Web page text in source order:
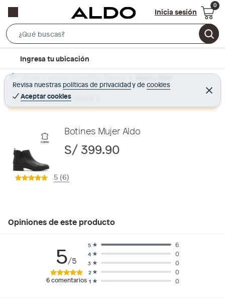
Inicia sesión
e
r
c
B
r
c
t
Ingresa tu ubicación
Revisa nuestras políticas de privacidadyde cookies
Aceptar cookies
C
e
r
Home Calzado y zapatillas - Zapatos Zapatos Mujer
Producto sin stock :(
Botines Mujer Aldo
S/ 399.90
5 (6)
Opiniones de este producto
5/5
6 comentarios 1 0
2 0
3 0
4 0
5 6